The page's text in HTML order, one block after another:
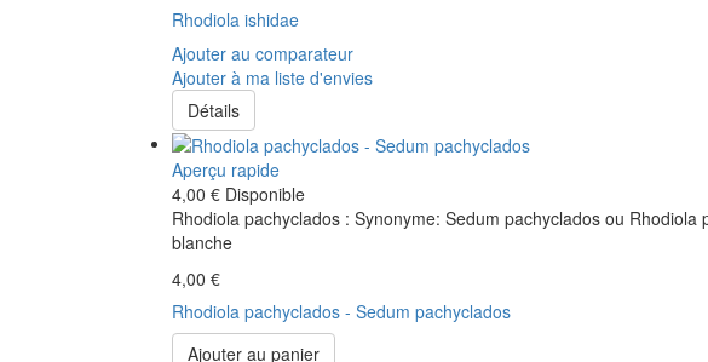
Rhodiola ishidae
Ajouter au comparateur
Ajouter à ma liste d'envies
Détails
Aperçu rapide
4,00 € Disponible
Rhodiola pachyclados : Synonyme: Sedum pachyclados ou
blanche
4,00 €
Rhodiola pachyclados - Sedum pachyclados
Ajouter au panier